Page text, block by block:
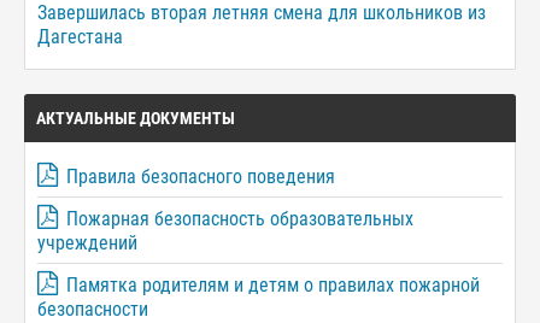
Завершилась вторая летняя смена для школьников из
Дагестана
АКТУАЛЬНЫЕ ДОКУМЕНТЫ
Правила безопасного поведения
Пожарная безопасность образовательных
учреждений
Памятка родителям и детям о правилах пожарной
безопасности